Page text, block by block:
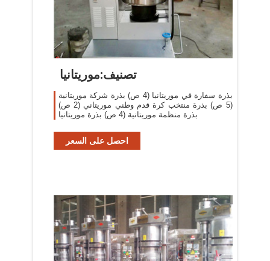
تصنيف:موريتانيا
بذرة سفارة في موريتانيا‏ (4 ص) بذرة شركة موريتانية‏
(5 ص) بذرة منتخب كرة قدم وطني موريتاني‏ (2 ص)
بذرة منظمة موريتانية‏ (4 ص) بذرة موريتانيا
احصل على السعر